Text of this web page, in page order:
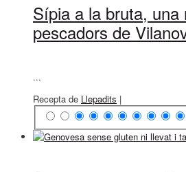
Sípia a la bruta, una
pescadors de
...
Recepta de Llepadits |